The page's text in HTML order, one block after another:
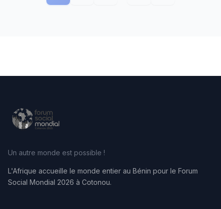
Un autre monde est possible !
L'Afrique accueille le monde entier au Bénin pour le Forum
Social Mondial 2026 à Cotonou.